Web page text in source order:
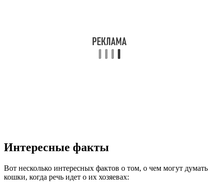
Интересные факты
Вот несколько интересных фактов о том, о чем могут думать
кошки, когда речь идет о их хозяевах: